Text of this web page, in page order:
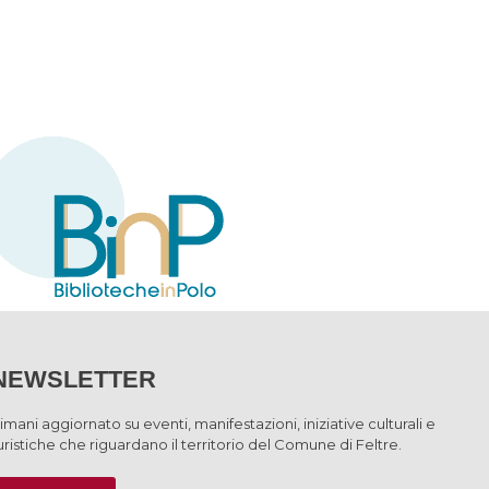
aggiornato su eventi, manifestazioni, iniziative culturali e
che riguardano il territorio del Comune di Feltre.